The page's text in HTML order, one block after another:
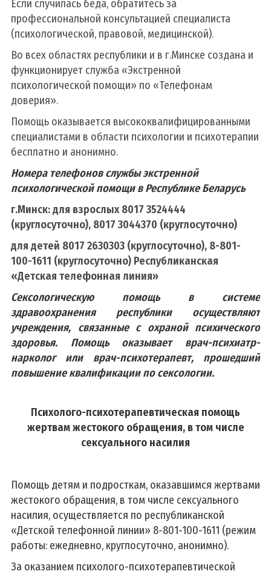
Если случилась беда, обратитесь за
профессиональной консультацией специалиста
(психологической, правовой, медицинской).
Во всех областях республики и в г.Минске создана и
функционирует служба «Экстренной
психологической помощи» по «Телефонам
доверия».
Помощь оказывается высококвалифицированными
специалистами в области психологии и психотерапии
бесплатно и анонимно.
Номера телефонов службы экстренной
психологической помощи в Республике Беларусь
г.Минск: для взрослых 8017 3524444
(круглосуточно), 8017 3044370 (круглосуточно)
для детей 8017 2630303 (круглосуточно), 8-801-
100-1611 (круглосуточно) Республиканская
«Детская телефонная линия»
Сексологическую помощь в системе
здравоохранения республики осуществляют
учреждения, связанные с охраной психического
здоровья. Помощь оказывает врач-психиатр-
нарколог или врач-психотерапевт, прошедший
повышение квалификации по сексологии.
Психолого-психотерапевтическая помощь
жертвам жестокого обращения, в том числе
сексуального насилия
Помощь детям и подросткам, оказавшимся жертвами
жестокого обращения, в том числе сексуального
насилия, осуществляется по республиканской
«Детской телефонной линии» 8-801-100-1611 (режим
работы: ежедневно, круглосуточно, анонимно).
За оказанием психолого-психотерапевтической